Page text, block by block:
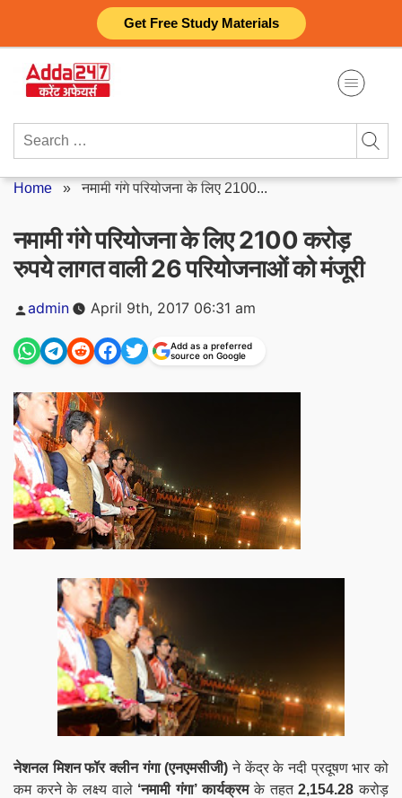
Get Free Study Materials
content
Search
Home »नमामी गंगे परियोजना के लिए 2100...
नमामी गंगे परियोजना के लिए 2100 करोड़
रुपये लागत वाली 26 परियोजनाओं को मंजूरी
Posted
by
admin April 9th, 2017 06:31 am
Add as a preferred
source on Google
नेशनल मिशन फॉर क्लीन गंगा (एनएमसीजी)ने केंद्र केनदी प्रदूषण भार को
कम करने के लक्ष्य वाले ‘नमामी गंगा’ कार्यक्रमके तहत2,154.28 करोड़